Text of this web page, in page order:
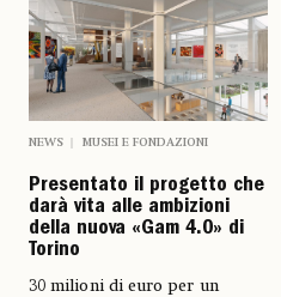
NEWS MUSEI E FONDAZIONI
Presentato il progetto che
darà vita alle ambizioni
della nuova «Gam 4.0» di
Torino
30 milioni di euro per un